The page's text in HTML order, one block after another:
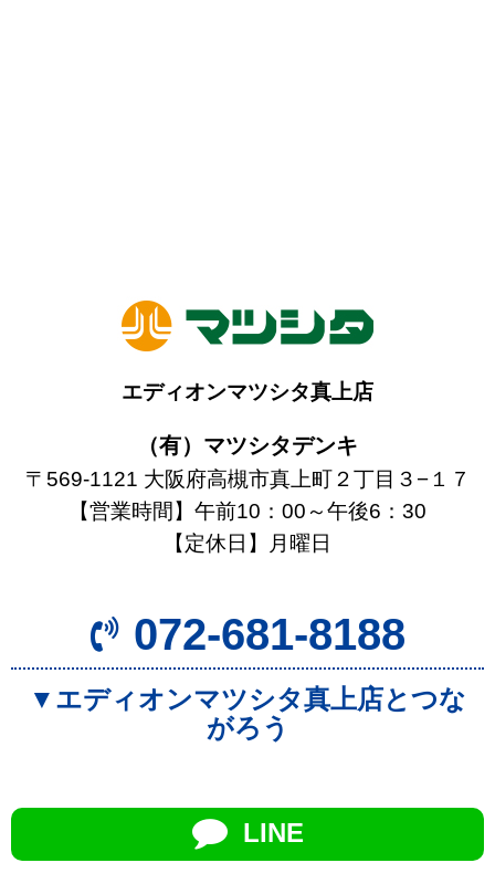
エディオンマツシタ真上店
（有）マツシタデンキ
〒569-1121 大阪府高槻市真上町２丁目３−１７
【営業時間】午前10：00～午後6：30
【定休日】月曜日
072-681-8188
▼エディオンマツシタ真上店とつな
がろう
LINE